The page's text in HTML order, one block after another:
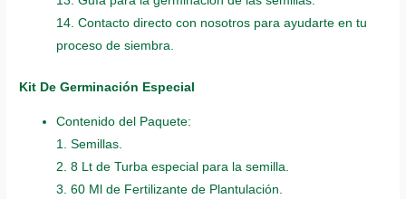
14. Contacto directo con nosotros para ayudarte en tu
proceso de siembra.
Kit De Germinación Especial
Contenido del Paquete:
1. Semillas.
2. 8 Lt de Turba especial para la semilla.
3. 60 Ml de Fertilizante de Plantulación.